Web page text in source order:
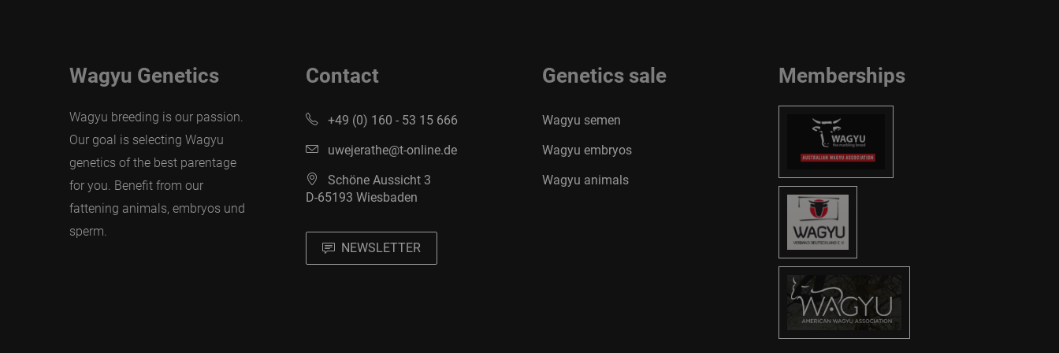
Wagyu Genetics
Wagyu breeding is our passion.
Our goal is selecting Wagyu
genetics of the best parentage
for you. Benefit from our
fattening animals, embryos und
sperm.
Contact
+49 (0) 160 - 53 15 666
uwejerathe@t-online.de
Schöne Aussicht 3
D-65193 Wiesbaden
NEWSLETTER
Genetics sale
Wagyu semen
Wagyu embryos
Wagyu animals
Memberships